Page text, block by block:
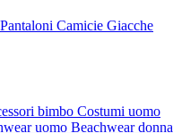
Pantaloni Camicie Giacche
bimbo Costumi uomo
uomo Beachwear donna